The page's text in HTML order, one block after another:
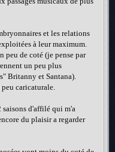
et les relations
à leur maximum.
peu de coté (je pense par
un peu plus
Britanny et Santana).
caricaturale.
saisons d'affilé qui m'a
du plaisir a regarder